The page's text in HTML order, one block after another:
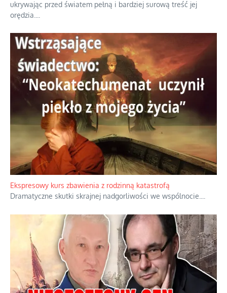
ukrywając przed światem pełną i bardziej surową treść jej
orędzia.
Ekspresowy kurs zbawienia z rodzinną katastrofą
Dramatyczne skutki skrajnej nadgorliwości we wspólnocie.